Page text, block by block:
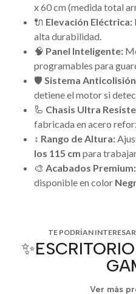
x 60 cm (medida total
🔌 Elevación Eléctrica:
alta durabilidad.
🧠 Panel Inteligente:
programables para
🛡️ Sistema
detiene el motor si
🦾 Chasis Ultra
fabricada en acero
↕️ Rango de Altura:
los 115 cm para
🎨 Acabados Premium:
disponible en color
TE PODRÍAN
Ver más